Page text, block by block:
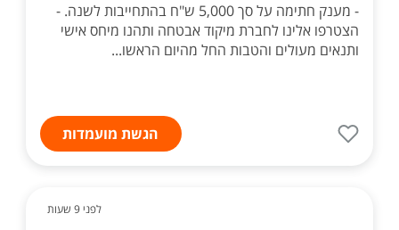
- מענק חתימה על סך 5,000 ש"ח בהתחייבות לשנה. -
הצטרפו אלינו לחברת מיקוד אבטחה ותהנו מיחס אישי
ותנאים מעולים והטבות החל מהיום הראשו...
הגשת מועמדות
לפני 9 שעות